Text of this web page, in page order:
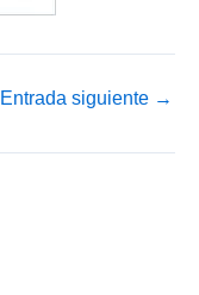
Entrada siguiente →